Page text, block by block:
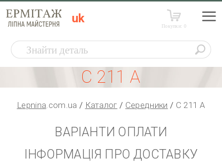
uk
Покупки:0
С 211 А
Lepnina.com.ua Каталог Середники С 211 А
ВАРІАНТИ ОПЛАТИ
ІНФОРМАЦІЯ ПРО ДОСТАВКУ